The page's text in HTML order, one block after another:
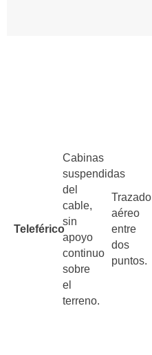
Teleférico
Cabinas
suspendidas
del
cable,
sin
apoyo
continuo
sobre
el
terreno.
Trazado
aéreo
entre
dos
puntos.